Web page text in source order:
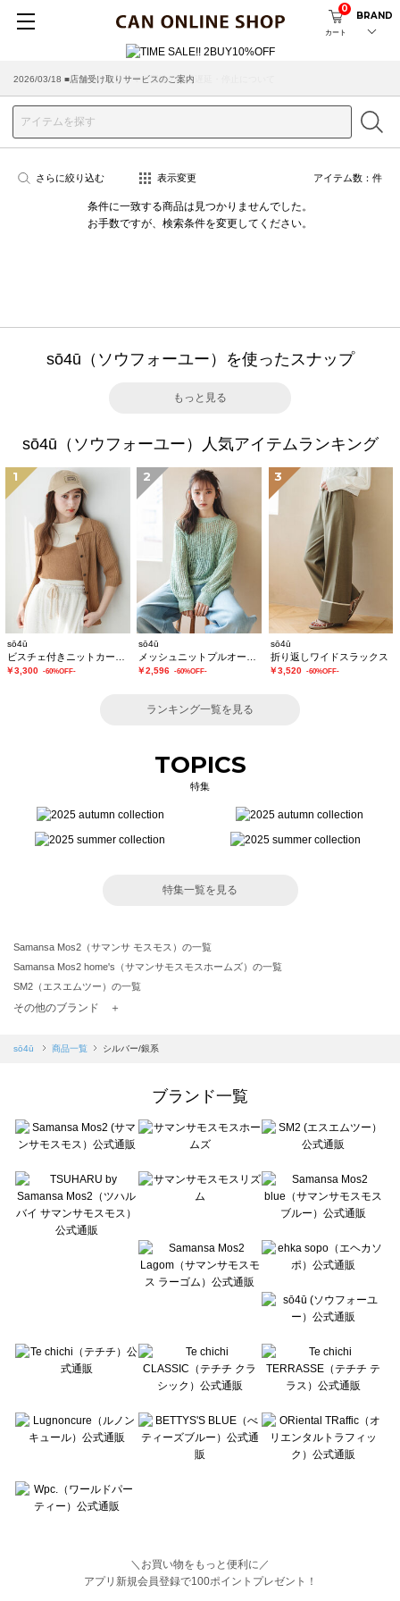
カート
0
BRAND
2026/07/29 ■【お知らせ】ヤマト運輸の配送遅延・停止について
2026/03/18 ■店舗受け取りサービスのご案内
さらに絞り込む 表示変更 アイテム数： 件
条件に一致する商品は見つかりませんでした。
お手数ですが、検索条件を変更してください。
sō4ū（ソウフォーユー）を使ったスナップ
もっと見る
sō4ū（ソウフォーユー）人気アイテムランキング
1
sō4ū
￥3,300 -60%OFF-
2
sō4ū
￥2,596 -60%OFF-
3
sō4ū
折り返しワイドスラックス
￥3,520 -60%OFF-
ランキング一覧を見る
TOPICS
特集
特集一覧を見る
Samansa Mos2（サマンサ モスモス）の一覧
Samansa Mos2 home's（サマンサモスモスホームズ）の一覧
SM2（エスエムツー）の一覧
TSUHARU by Samansa Mos2（ツハルバイサマンサモスモス）の一覧
Samansa Mos2 blue（サマンサモスモス ブルー）の一覧
Te chichi（テチチ）の一覧
Te chichi CLASSIC（テチチ クラシック）の一覧
Lugnoncure（ルノンキュール）の一覧
BETTY'S BLUE（べティーズブルー）の一覧
Wpc.（ワールドパーティー）の一覧
その他のブランド ＋
sō4ū 商品一覧 シルバー/銀系
ブランド一覧
＼お買い物をもっと便利に／
アプリ新規会員登録で100ポイントプレゼント！